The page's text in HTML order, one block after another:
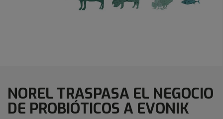
NOREL TRASPASA EL NEGOCIO
DE PROBIÓTICOS A EVONIK